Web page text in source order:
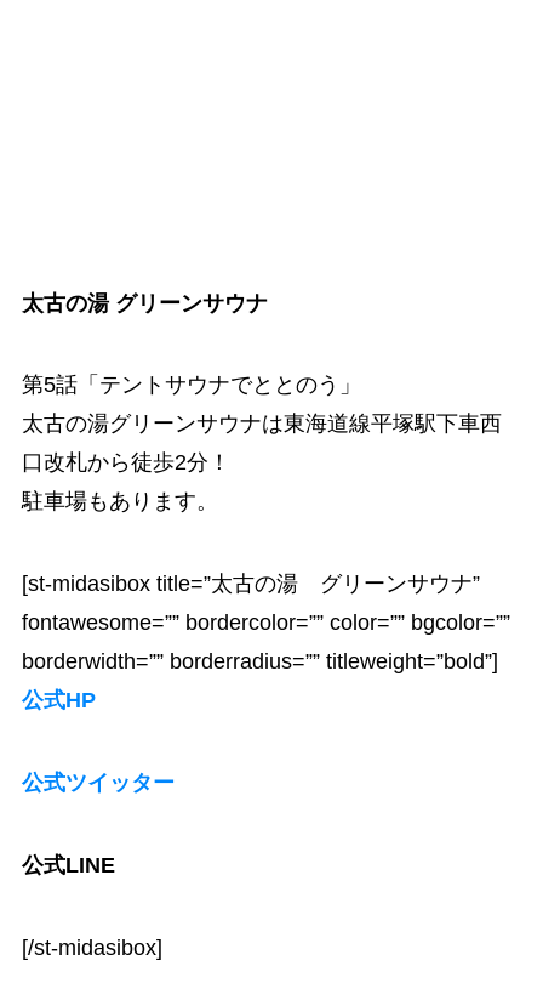
太古の湯 グリーンサウナ
第5話「テントサウナでととのう」
太古の湯グリーンサウナは東海道線平塚駅下車西
口改札から徒歩2分！
駐車場もあります。
[st-midasibox title=”太古の湯 グリーンサウナ”
fontawesome=”” bordercolor=”” color=”” bgcolor=””
borderwidth=”” borderradius=”” titleweight=”bold”]
公式HP
公式ツイッター
公式LINE
[/st-midasibox]